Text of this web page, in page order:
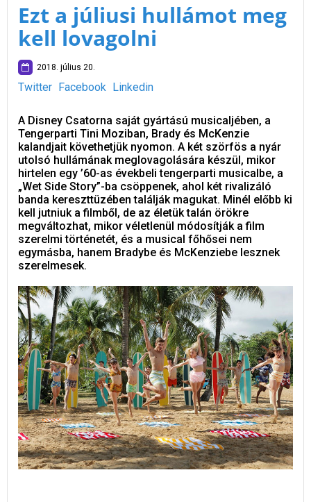
Ezt a júliusi hullámot meg
kell lovagolni
2018. július 20.
Twitter Facebook Linkedin
A Disney Csatorna saját gyártású musicaljében, a
Tengerparti Tini Moziban, Brady és McKenzie
kalandjait követhetjük nyomon. A két szörfös a nyár
utolsó hullámának meglovagolására készül, mikor
hirtelen egy ’60-as évekbeli tengerparti musicalbe, a
„Wet Side Story”-ba csöppenek, ahol két rivalizáló
banda kereszttüzében találják magukat. Minél előbb ki
kell jutniuk a filmből, de az életük talán örökre
megváltozhat, mikor véletlenül módosítják a film
szerelmi történetét, és a musical főhősei nem
egymásba, hanem Bradybe és McKenziebe lesznek
szerelmesek.